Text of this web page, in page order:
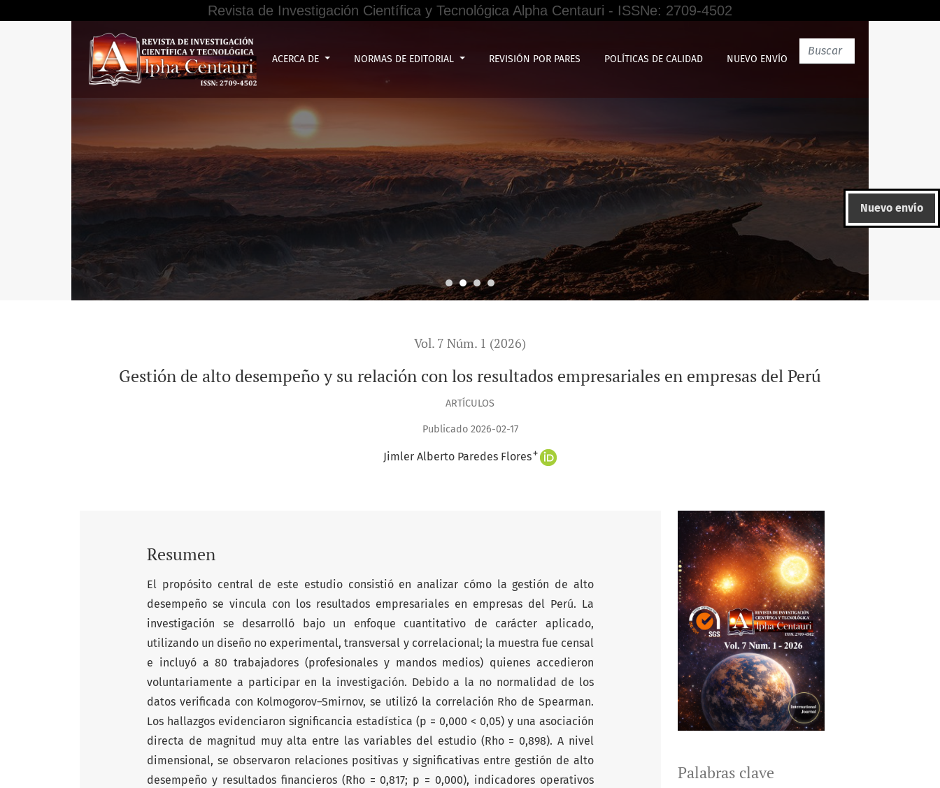
Revista de Investigación Científica y Tecnológica Alpha Centauri - ISSNe: 2709-4502
ACERCA DE NORMAS DE EDITORIAL REVISIÓN POR PARES POLÍTICAS DE CALIDAD NUEVO ENVÍO
Nuevo envío
Vol. 7 Núm. 1 (2026)
Gestión de alto desempeño y su relación con los resultados empresariales en empresas del Perú
ARTÍCULOS
Publicado 2026-02-17
Jimler Alberto Paredes Flores+
Palabras clave
Resumen
El propósito central de este estudio consistió en analizar cómo la gestión de alto
desempeño se vincula con los resultados empresariales en empresas del Perú. La
investigación se desarrolló bajo un enfoque cuantitativo de carácter aplicado,
utilizando un diseño no experimental, transversal y correlacional; la muestra fue censal
e incluyó a 80 trabajadores (profesionales y mandos medios) quienes accedieron
voluntariamente a participar en la investigación. Debido a la no normalidad de los
datos verificada con Kolmogorov–Smirnov, se utilizó la correlación Rho de Spearman.
Los hallazgos evidenciaron significancia estadística (p = 0,000 < 0,05) y una asociación
directa de magnitud muy alta entre las variables del estudio (Rho = 0,898). A nivel
dimensional, se observaron relaciones positivas y significativas entre gestión de alto
desempeño y resultados financieros (Rho = 0,817; p = 0,000), indicadores operativos